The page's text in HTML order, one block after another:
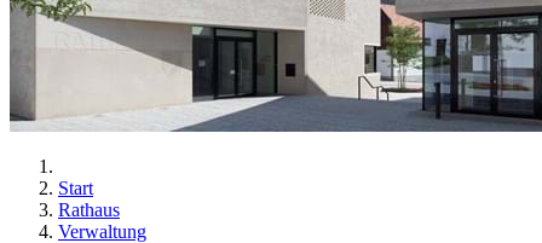
Start
Rathaus
Verwaltung